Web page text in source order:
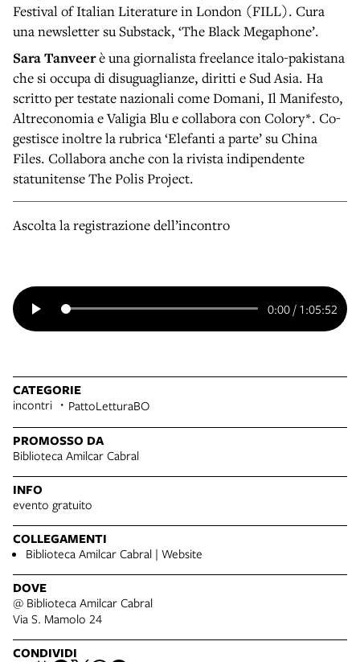
Festival of Italian Literature in London (FILL). Cura
una newsletter su Substack, ‘The Black Megaphone’.
Sara Tanveerè una giornalista freelance italo-pakistana
che si occupa di disuguaglianze, diritti e Sud Asia. Ha
scritto per testate nazionali come Domani, Il Manifesto,
Altreconomia e Valigia Blu e collabora con Colory*. Co-
gestisce inoltre la rubrica ‘Elefanti a parte’ su China
Files. Collabora anche con la rivista indipendente
statunitense The Polis Project.
Ascolta la registrazione dell’incontro
0:00 / 1:05:52
CATEGORIE
incontri PattoLetturaBO
PROMOSSO DA
Biblioteca Amilcar Cabral
INFO
evento gratuito
COLLEGAMENTI
Biblioteca Amilcar Cabral | Website
DOVE
@ Biblioteca Amilcar Cabral
Via S. Mamolo 24
CONDIVIDI